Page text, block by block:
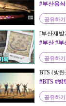
#부산음
공유하기
[부산재발
| KBS 방송
#부산 #부
공유하기
BTS (방탄
#BTS #방
공유하기